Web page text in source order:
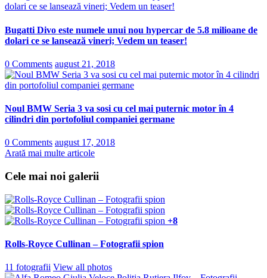
Bugatti Divo este numele unui nou hypercar de 5.8 milioane de
dolari ce se lansează vineri; Vedem un teaser!
0 Comments august 21, 2018
Noul BMW Seria 3 va sosi cu cel mai puternic motor în 4
cilindri din portofoliul companiei germane
0 Comments august 17, 2018
Arată mai multe articole
Cele mai noi galerii
+8
Rolls-Royce Cullinan – Fotografii spion
11 fotografii View all photos